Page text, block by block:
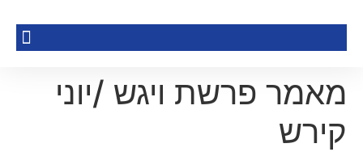
מאמר פרשת ויגש /יוני
קירש